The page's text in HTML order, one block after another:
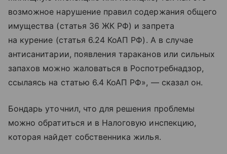
возможное нарушение правил содержания общего
имущества (статья 36 ЖК РФ) и запрета
на курение (статья 6.24 КоАП РФ). А в случае
антисанитарии, появления тараканов или сильных
запахов можно жаловаться в Роспотребнадзор,
ссылаясь на статью 6.4 КоАП РФ», — сказал он.
Бондарь уточнил, что для решения проблемы
можно обратиться и в Налоговую инспекцию,
которая найдет собственника жилья.